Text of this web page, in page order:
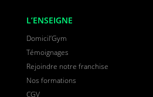
L’ENSEIGNE
Domicil’Gym
Témoignages
Rejoindre notre franchise
Nos formations
CGV